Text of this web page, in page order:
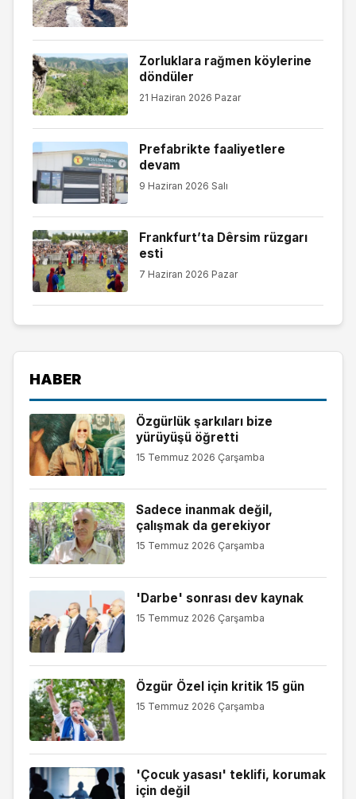
Zorluklara rağmen köylerine
döndüler
21 Haziran 2026 Pazar
Prefabrikte faaliyetlere
devam
9 Haziran 2026 Salı
Frankfurt’ta Dêrsim rüzgarı
esti
7 Haziran 2026 Pazar
HABER
Özgürlük şarkıları bize
yürüyüşü öğretti
15 Temmuz 2026 Çarşamba
Sadece inanmak değil,
çalışmak da gerekiyor
15 Temmuz 2026 Çarşamba
'Darbe' sonrası dev kaynak
15 Temmuz 2026 Çarşamba
Özgür Özel için kritik 15 gün
15 Temmuz 2026 Çarşamba
'Çocuk yasası' teklifi, korumak
için değil